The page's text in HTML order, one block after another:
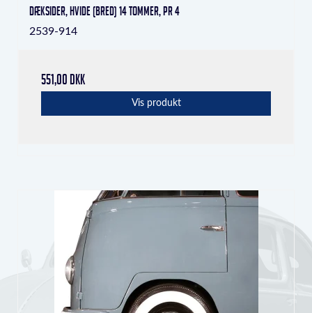
Dæksider, hvide (bred) 14 tommer, pr 4
2539-914
551,00 DKK
Vis produkt